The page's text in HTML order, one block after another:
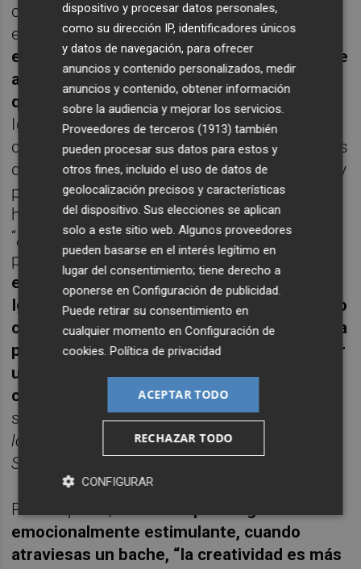
cuándo no. Juegan muchos factores como
el cansancio o estar quemado.A veces, has
estado muy volcado en un proyecto y eso te
absorbe, te exprime y sales tan exhausto
que necesitas hacer un parón--resalta
Iglesias-. Uno debe desconectar para volver
con ideas más frescas. Porque aunque estés
de vacaciones, la máquina creativa está ahí y
puede ir generando propuestas que, una vez
hayas vuelto al trabajo, puedes desarrollar”.
“¿Por qué a veces no hay ganas? Pues
porquea veces no nos apetece trabajar,
estamos cansados o sin confianza.
Igualmente, cuando vamos a dar algún salto
cualitativo en nuestra obra, porque vamos a
probar o incorporar algo nuevo, suele haber
un pequeño parón, ya que uno se plantea
cosas y se redirecciona”, seañala Blasco. En
su hoja de servicios figuran los libros
los síntomas, La memoria del alambre y
Suerte.
Para Esparza,
emocionalmente estimulante, cuando
atraviesas un bache, “la creatividad es más
dispositivo y procesar datos personales,
como su dirección IP, identificadores únicos
y datos de navegación, para ofrecer
anuncios y contenido personalizados, medir
anuncios y contenido, obtener información
sobre la audiencia y mejorar los servicios.
Proveedores de terceros (1913) también
pueden procesar sus datos para estos y
otros fines, incluido el uso de datos de
geolocalización precisos y características
del dispositivo. Sus elecciones se aplican
solo a este sitio web. Algunos proveedores
pueden basarse en el interés legítimo en
lugar del consentimiento; tiene derecho a
oponerse enConfiguración de publicidad.
Puede retirar su consentimiento en
cualquier momento enConfiguración de
cookies.Política de privacidad
ACEPTAR TODO
RECHAZAR TODO
CONFIGURAR